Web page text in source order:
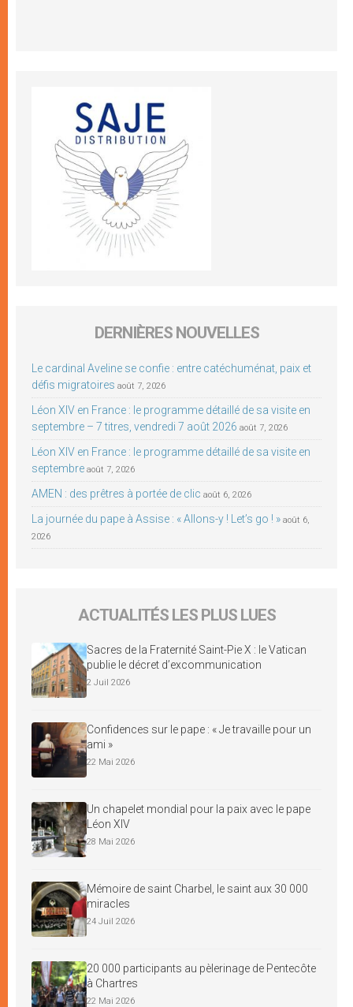
DERNIÈRES NOUVELLES
Le cardinal Aveline se confie : entre catéchuménat, paix et
défis migratoires août 7, 2026
Léon XIV en France : le programme détaillé de sa visite en
septembre – 7 titres, vendredi 7 août 2026 août 7, 2026
Léon XIV en France : le programme détaillé de sa visite en
septembre août 7, 2026
AMEN : des prêtres à portée de clic août 6, 2026
La journée du pape à Assise : « Allons-y ! Let’s go ! » août 6,
2026
ACTUALITÉS LES PLUS LUES
Sacres de la Fraternité Saint-Pie X : le Vatican
publie le décret d’excommunication
2 Juil 2026
Confidences sur le pape : « Je travaille pour un
ami »
22 Mai 2026
Un chapelet mondial pour la paix avec le pape
Léon XIV
28 Mai 2026
Mémoire de saint Charbel, le saint aux 30 000
miracles
24 Juil 2026
20 000 participants au pèlerinage de Pentecôte
à Chartres
22 Mai 2026